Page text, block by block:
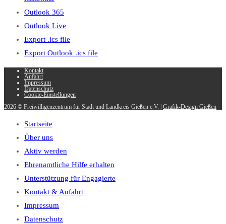
Outlook 365
Outlook Live
Export .ics file
Export Outlook .ics file
Kontakt
Anfahrt
Impressum
Datenschutz
Cookie-Einstellungen
2026 © Freiwilligenzentrum für Stadt und Landkreis Gießen e.V. | Grafik-Design Gießen
Startseite
Über uns
Aktiv werden
Ehrenamtliche Hilfe erhalten
Unterstützung für Engagierte
Kontakt & Anfahrt
Impressum
Datenschutz